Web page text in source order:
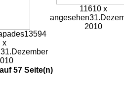
13594
x
31.Dezember
11610 x
angesehen
2010
57 Seite(n)